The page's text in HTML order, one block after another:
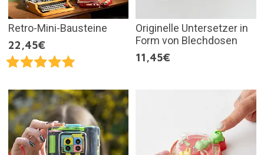
Retro-Mini-Bausteine
22,45€
Originelle Untersetzer in
Form von Blechdosen
11,45€